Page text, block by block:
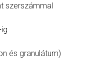
szerszámmal
és granulátum)